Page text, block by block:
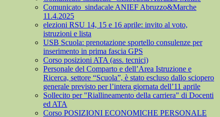
Comunicato_sindacale ANIEF Abruzzo&Marche
11.4.2025
elezioni RSU 14, 15 e 16 aprile: invito al voto,
istruzioni e lista
USB Scuola: prenotazione sportello consulenze per
inserimento in prima fascia GPS
Corso posizioni ATA (ass. tecnici)
Personale del Comparto e dell’Area Istruzione e
Ricerca, settore “Scuola”, è stato escluso dallo sciopero
generale previsto per l’intera giornata dell’11 aprile
Sollecito per "Riallineamento della carriera" di Docenti
ed ATA
Corso POSIZIONI ECONOMICHE PERSONALE